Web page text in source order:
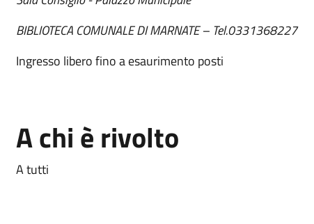
BIBLIOTECA COMUNALE DI MARNATE – Tel.0331368227
Ingresso libero fino a esaurimento posti
A chi è rivolto
A tutti